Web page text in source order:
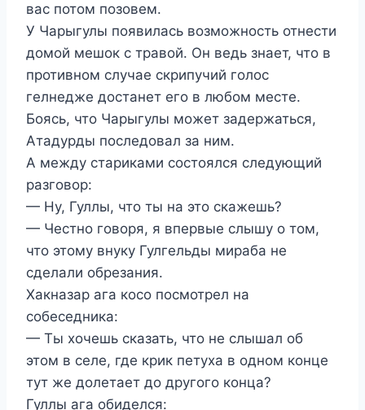
вас потом позовем.
У Чарыгулы появилась возможность отнести
домой мешок с травой. Он ведь знает, что в
противном случае скрипучий голос
гелнедже достанет его в любом месте.
Боясь, что Чарыгулы может задержаться,
Атадурды последовал за ним.
А между стариками состоялся следующий
разговор:
— Ну, Гуллы, что ты на это скажешь?
— Честно говоря, я впервые слышу о том,
что этому внуку Гулгельды мираба не
сделали обрезания.
Хакназар ага косо посмотрел на
собеседника:
— Ты хочешь сказать, что не слышал об
этом в селе, где крик петуха в одном конце
тут же долетает до другого конца?
Гуллы ага обиделся: